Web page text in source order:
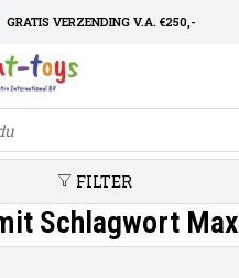
GRATIS VERZENDING V.A. €250,-
SNELLE LEVERTIJD
SERVICE OP MAAT
FILTER
Schlagwort Max